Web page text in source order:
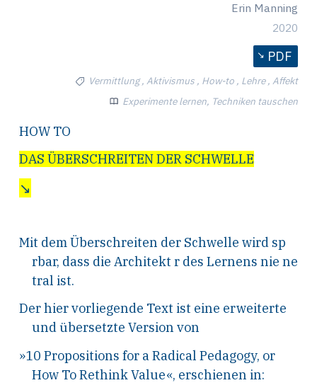
Erin Manning
2020
PDF
Vermittlung , Aktivismus , How-to , Lehre , Affekt
Experimente lernen, Techniken tauschen
HOW TO
DAS ÜBERSCHREITEN DER SCHWELLE
↘
Mit dem Überschreiten der Schwelle wird sp
rbar, dass die Architekt r des Lernens nie ne
tral ist.
Der hier vorliegende Text ist eine erweiterte
und übersetzte Version von
»10 Propositions for a Radical Pedagogy, or
How To Rethink Value«, erschienen in: